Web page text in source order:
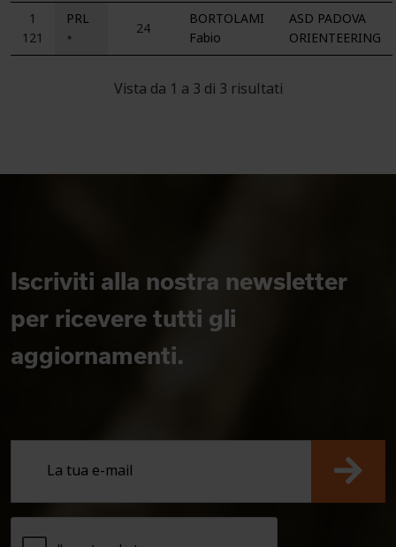
1
121
PRL
*
24
BORTOLAMI
Fabio
ASD PADOVA
ORIENTEERING
Vista da 1 a 3 di 3 risultati
Iscriviti alla nostra newsletter
per ricevere tutti gli
aggiornamenti.